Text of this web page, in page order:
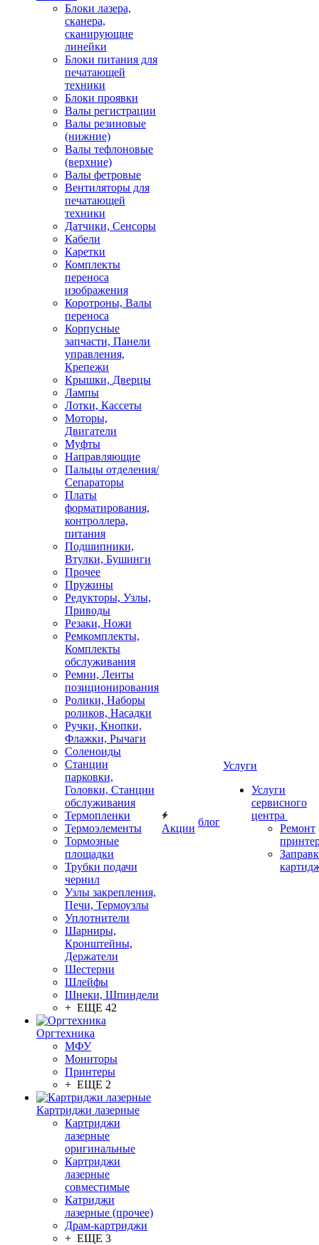
Блоки лазера,
сканера,
сканирующие
линейки
Блоки питания для
печатающей
техники
Блоки проявки
Валы регистрации
Валы резиновые
(нижние)
Валы тефлоновые
(верхние)
Валы фетровые
Вентиляторы для
печатающей
техники
Датчики, Сенсоры
Кабели
Каретки
Комплекты
переноса
изображения
Коротроны, Валы
переноса
Корпусные
запчасти, Панели
управления,
Крепежи
Крышки, Дверцы
Лампы
Лотки, Кассеты
Моторы,
Двигатели
Муфты
Направляющие
Пальцы отделения/
Сепараторы
Платы
форматирования,
контроллера,
питания
Подшипники,
Втулки, Бушинги
Прочее
Пружины
Редукторы, Узлы,
Приводы
Резаки, Ножи
Ремкомплекты,
Комплекты
обслуживания
Ремни, Ленты
позиционирования
Ролики, Наборы
роликов, Насадки
Ручки, Кнопки,
Флажки, Рычаги
Соленоиды
Станции
парковки,
Головки, Станции
обслуживания
Термопленки
Термоэлементы
Тормозные
площадки
Трубки подачи
чернил
Узлы закрепления,
Печи, Термоузлы
Уплотнители
Шарниры,
Кронштейны,
Держатели
Шестерни
Шлейфы
Шнеки, Шпиндели
+ ЕЩЕ 42
Оргтехника
МФУ
Мониторы
Принтеры
+ ЕЩЕ 2
Картриджи лазерные
Картриджи
лазерные
оригинальные
Картриджи
лазерные
совместимые
Катриджи
лазерные (прочее)
Драм-картриджи
+ ЕЩЕ 3
Акции
блог
Услуги
Услуги
сервисного
центра
Ремонт